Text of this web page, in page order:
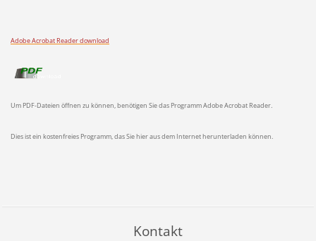
Adobe Acrobat Reader download
Um PDF-Dateien öffnen zu können, benötigen Sie das Programm Adobe Acrobat Reader.
Dies ist ein kostenfreies Programm, das Sie hier aus dem Internet herunterladen können.
Kontakt